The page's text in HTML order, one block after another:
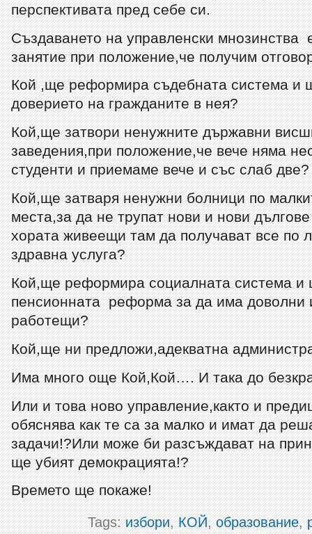
перспективата пред себе си.
Създаването на управленски мнозинства
занятие при положение,че получим
Кой ,ще реформира съдебната система и
доверието на гражданите в нея?
Кой,ще затвори ненужните държавни
заведения,при положение,че вече няма
студенти и приемаме вече и със слаб две?
Кой,ще затваря ненужни болници по
места,за да не трупат нови и нови
хората живеещи там да получават все по
здравна услуга?
Кой,ще реформира социалната система и
пенсионната реформа за да има доволни
работещи?
Кой,ще ни предложи,адекватна
Има много още Кой,Кой…. И така до
Или и това ново управление,както и
обяснява как те са за малко и имат да
задачи!?Или може би разсъждават на
ще убият демокрацията!?
Времето ще покаже!
Tags:избори,КОЙ,образование,